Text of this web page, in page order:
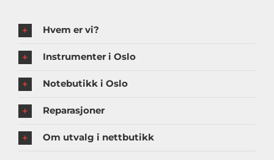
Hvem er vi?
Instrumenter i Oslo
Notebutikk i Oslo
Reparasjoner
Om utvalg i nettbutikk